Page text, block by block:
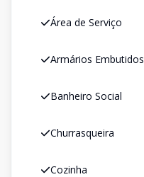
Área de Serviço
Armários Embutidos
Banheiro Social
Churrasqueira
Cozinha